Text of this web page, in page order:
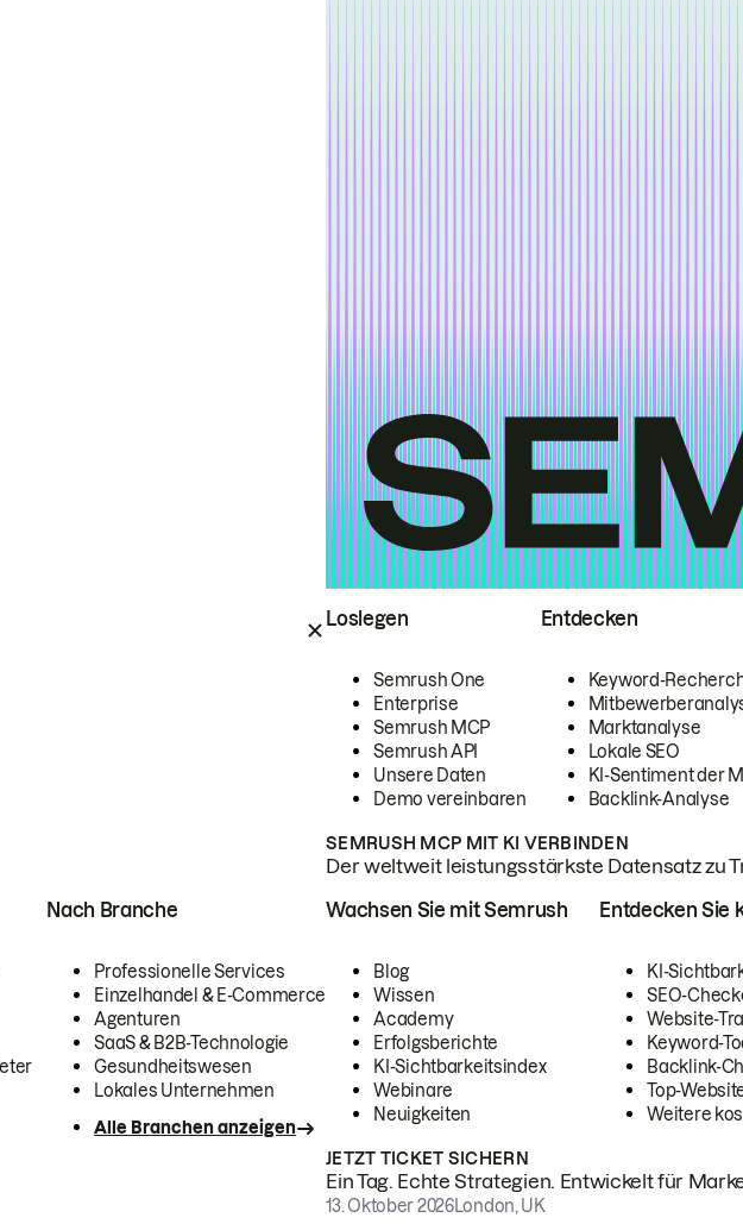
Loslegen
Semrush One
Enterprise
Semrush MCP
Semrush API
Unsere Daten
Demo vereinbaren
Entdecken
Keyword-
Marktanalyse
Lokale SEO
KI-Sentiment der
Backlink-Analyse
SEMRUSH MCP MIT KI VERBINDEN
Der weltweit leistungsstärkste Datensatz zu
Nach Branche
Professionelle Services
Einzelhandel & E-Commerce
Agenturen
SaaS & B2B-Technologie
Gesundheitswesen
Lokales Unternehmen
Alle Branchen anzeigen
Wachsen Sie mit Semrush
Blog
Wissen
Academy
Erfolgsberichte
KI-Sichtbarkeitsindex
Webinare
Neuigkeiten
Entdecken Sie
KI-
SEO-
Website-
Keyword-
Backlink-
Top-
Weitere
JETZT TICKET SICHERN
Ein Tag. Echte Strategien. Entwickelt für
13. Oktober 2026London, UK